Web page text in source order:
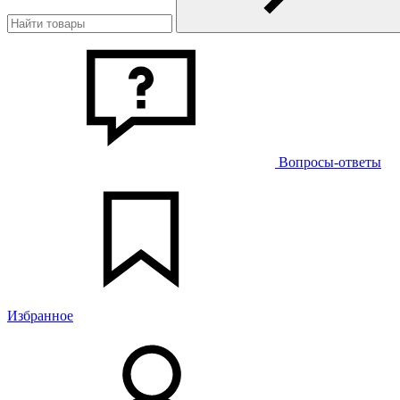
Вопросы-ответы
Избранное